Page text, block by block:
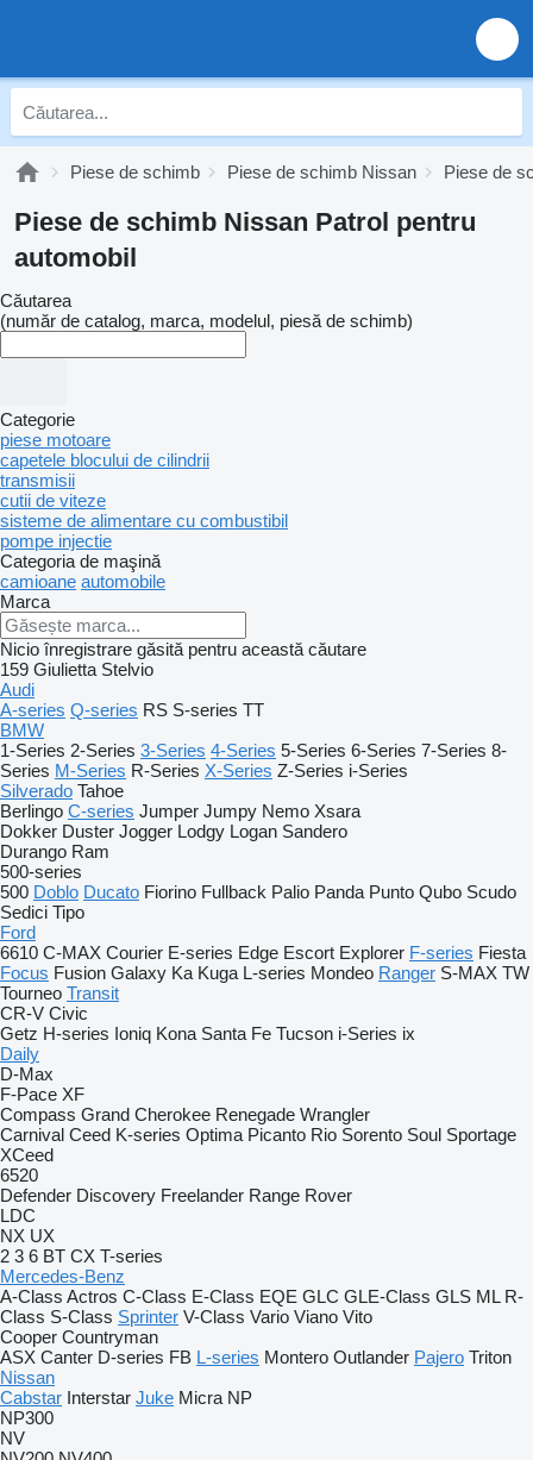
Piese de schimb Piese de schimb Nissan Piese de
Piese de schimb Nissan Patrol pentru
automobil
Căutarea
(număr de catalog, marca, modelul, piesă de schimb)
Categorie
piese motoare
capetele blocului de cilindrii
transmisii
cutii de viteze
sisteme de alimentare cu combustibil
pompe injectie
Categoria de maşină
camioane automobile
Marca
Nicio înregistrare găsită pentru această căutare
159 Giulietta Stelvio
Audi
A-series Q-series RS S-series TT
BMW
1-Series 2-Series 3-Series 4-Series 5-Series 6-Series 7-Series 8-
Series M-Series R-Series X-Series Z-Series i-Series
Silverado Tahoe
Berlingo C-series Jumper Jumpy Nemo Xsara
Dokker Duster Jogger Lodgy Logan Sandero
Durango Ram
500-series
500 Doblo Ducato Fiorino Fullback Palio Panda Punto Qubo Scudo
Sedici Tipo
Ford
6610 C-MAX Courier E-series Edge Escort Explorer F-series Fiesta
Focus Fusion Galaxy Ka Kuga L-series Mondeo Ranger S-MAX TW
Tourneo Transit
CR-V Civic
Getz H-series Ioniq Kona Santa Fe Tucson i-Series ix
Daily
D-Max
F-Pace XF
Compass Grand Cherokee Renegade Wrangler
Carnival Ceed K-series Optima Picanto Rio Sorento Soul Sportage
XCeed
6520
Defender Discovery Freelander Range Rover
LDC
NX UX
2 3 6 BT CX T-series
Mercedes-Benz
A-Class Actros C-Class E-Class EQE GLC GLE-Class GLS ML R-
Class S-Class Sprinter V-Class Vario Viano Vito
Cooper Countryman
ASX Canter D-series FB L-series Montero Outlander Pajero Triton
Nissan
Cabstar Interstar Juke Micra NP
NP300
NV